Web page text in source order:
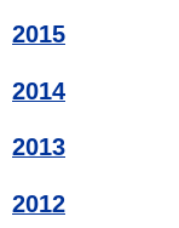
2015
2014
2013
2012